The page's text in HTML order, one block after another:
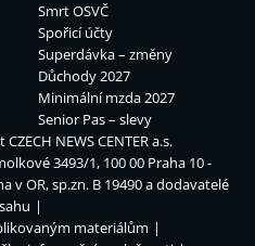
Smrt OSVČ
Spořicí účty
Superdávka – změny
Důchody 2027
Minimální mzda 2027
Senior Pas – slevy
CZECH NEWS CENTER a.s.
3493/1, 100 00 Praha 10 -
v OR, sp.zn. B 19490 a dodavatelé
materiálům